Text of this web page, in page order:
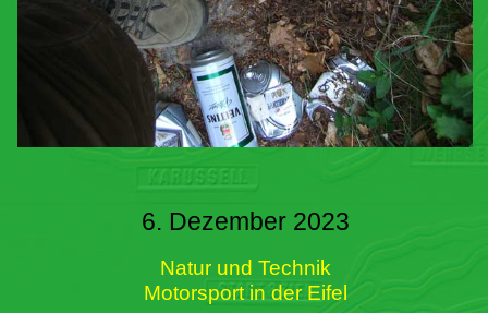
6. Dezember 2023
Natur und Technik
Motorsport in der Eifel